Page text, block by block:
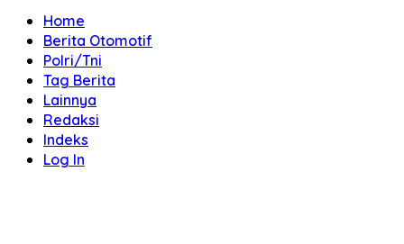
Home
Berita Otomotif
Polri/Tni
Tag Berita
Lainnya
Redaksi
Indeks
Log In